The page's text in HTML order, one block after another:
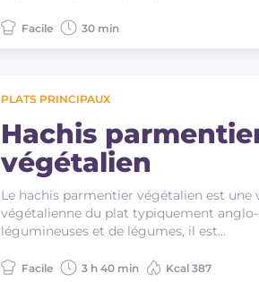
Facile 30 min
PLATS PRINCIPAUX
Hachis
végétalien
Le hachis parmentier végétalien est une
végétalienne du plat typiquement anglo-
légumineuses et de légumes, il est…
Facile 3 h 40 min Kcal 387